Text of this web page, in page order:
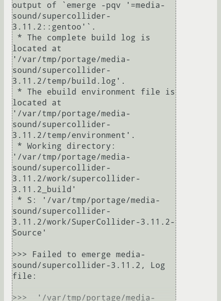
output of `emerge -pqv '=media-
sound/supercollider-
3.11.2::gentoo'`.
located at
'/var/tmp/portage/media-
sound/supercollider-
3.11.2/temp/build.log'.
located at
'/var/tmp/portage/media-
sound/supercollider-
3.11.2/temp/environment'.
'/var/tmp/portage/media-
sound/supercollider-
3.11.2/work/supercollider-
3.11.2_build'
sound/supercollider-
3.11.2/work/SuperCollider-3.11.2-
Source'
>>> Failed to emerge media-
sound/supercollider-3.11.2, Log
file:
>>>  '/var/tmp/portage/media-